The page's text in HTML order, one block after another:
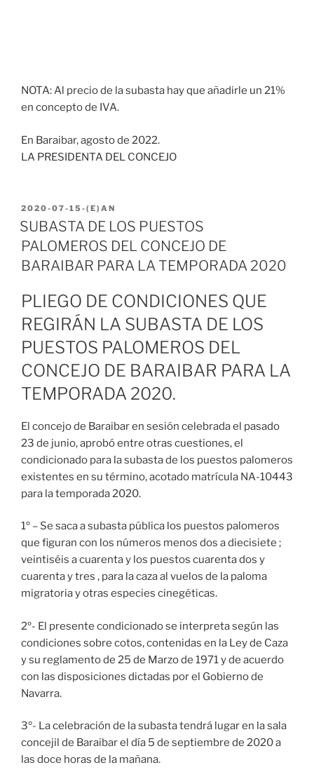
NOTA: Al precio de la subasta hay que añadirle un 21%
en concepto de IVA.
En Baraibar, agosto de 2022.
LA PRESIDENTA DEL CONCEJO
2020-07-15 -(E)AN
SUBASTA DE LOS PUESTOS
PALOMEROS DEL CONCEJO DE
BARAIBAR PARA LA TEMPORADA 2020
PLIEGO DE CONDICIONES QUE
REGIRÁN LA SUBASTA DE LOS
PUESTOS PALOMEROS DEL
CONCEJO DE BARAIBAR PARA LA
TEMPORADA 2020.
El concejo de Baraibar en sesión celebrada el pasado
23 de junio, aprobó entre otras cuestiones, el
condicionado para la subasta de los puestos palomeros
existentes en su término, acotado matrícula NA-10443
para la temporada 2020.
1º – Se saca a subasta pública los puestos palomeros
que figuran con los números menos dos a diecisiete ;
veintiséis a cuarenta y los puestos cuarenta dos y
cuarenta y tres , para la caza al vuelos de la paloma
migratoria y otras especies cinegéticas.
2º- El presente condicionado se interpreta según las
condiciones sobre cotos, contenidas en la Ley de Caza
y su reglamento de 25 de Marzo de 1971 y de acuerdo
con las disposiciones dictadas por el Gobierno de
Navarra.
3º- La celebración de la subasta tendrá lugar en la sala
concejil de Baraibar el día 5 de septiembre de 2020 a
las doce horas de la mañana.